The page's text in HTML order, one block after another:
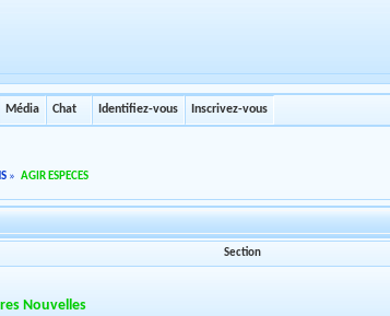
Média Chat Identifiez-vous Inscrivez-vous
» AGIR ESPECES
Section
Nouvelles